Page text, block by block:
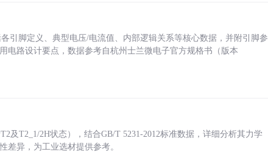
引脚定义、典型电压/电流值、内部逻辑关系等核心数据，并附引脚参
电路设计要点，数据参考自杭州士兰微电子官方规格书（版本
及T2_1/2H状态），结合GB/T 5231-2012标准数据，详细分析其力学
差异，为工业选材提供参考。